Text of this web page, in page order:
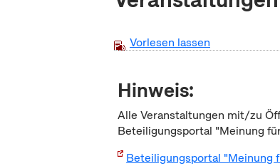
Vorlesen lassen
Hinweis:
Alle Veranstaltungen mit/zu
Beteiligungsportal "Meinung
Beteiligungsportal "Meinung